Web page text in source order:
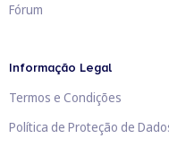
Fórum
Informação Legal
Termos e Condições
Política de Proteção de